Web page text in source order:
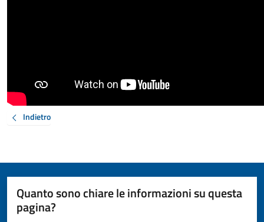
Indietro
Quanto sono chiare le informazioni su questa
pagina?